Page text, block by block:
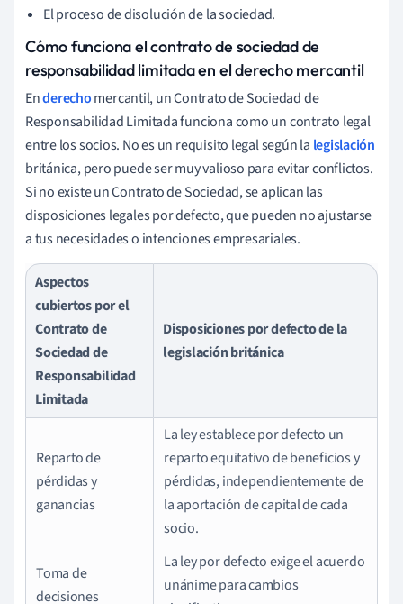
El proceso de disolución de la sociedad.
Cómo funciona el contrato de sociedad de
responsabilidad limitada en el derecho mercantil
Enderechomercantil, un Contrato de Sociedad de
Responsabilidad Limitada funciona como un contrato legal
entre los socios. No es un requisito legal según la legislación
británica, pero puede ser muy valioso para evitar conflictos.
Si no existe un Contrato de Sociedad, se aplican las
disposiciones legales por defecto, que pueden no ajustarse
a tus necesidades o intenciones empresariales.
Aspectos
cubiertos por el
Contrato de
Sociedad de
Responsabilidad
Limitada
Disposiciones por defecto de la
legislación británica
Reparto de
pérdidas y
ganancias
La ley establece por defecto un
reparto equitativo de beneficios y
pérdidas, independientemente de
la aportación de capital de cada
socio.
Toma de
decisiones
La ley por defecto exige el acuerdo
unánime para cambios